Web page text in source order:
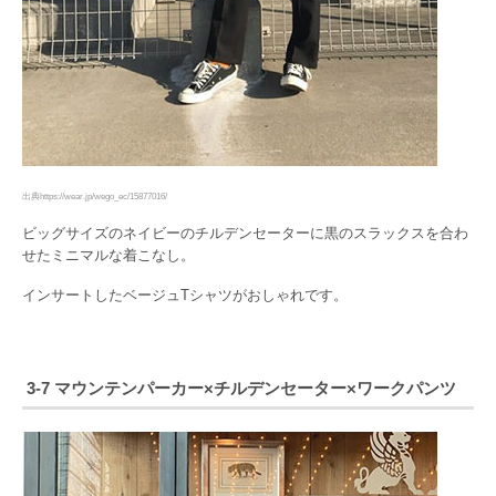
出典https://wear.jp/wego_ec/15877016/
ビッグサイズのネイビーのチルデンセーターに黒のスラックスを合わ
せたミニマルな着こなし。
インサートしたベージュTシャツがおしゃれです。
3-7 マウンテンパーカー×チルデンセーター×ワークパンツ